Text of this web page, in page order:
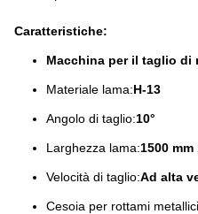
Caratteristiche:
Macchina per il taglio di
Materiale lama:H-13
Angolo di taglio:10°
Larghezza lama:1500 mm
Velocità di taglio:Ad alta
Cesoia per rottami